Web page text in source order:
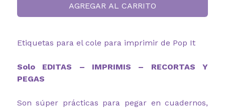
AGREGAR AL CARRITO
Etiquetas para el cole para imprimir de Pop It
Solo EDITAS – IMPRIMIS – RECORTAS Y
PEGAS
Son súper prácticas para pegar en cuadernos,